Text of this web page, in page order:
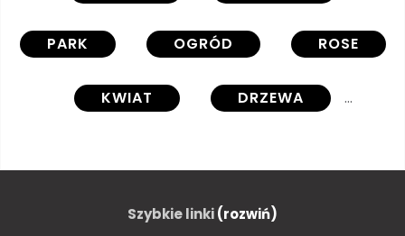
PARK OGRÓD ROSE
KWIAT DRZEWA
CZERWONY FONTANNA
Szybkie linki(rozwiń)